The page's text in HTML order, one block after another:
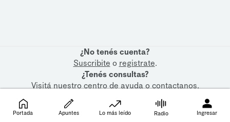
¿No tenés cuenta?
Suscribite o registrate.
¿Tenés consultas?
Visitá nuestrocentro de ayudaocontactanos.
Portada Apuntes Lo más leído Radio Ingresar